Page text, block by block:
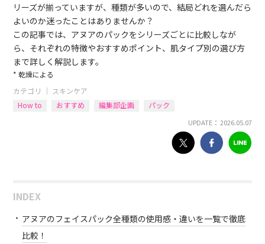
リーズが揃っていますが、種類が多いので、結局どれを選んだら
よいのか迷ったことはありませんか？
この記事では、アヌアのパックをシリーズごとに比較しなが
ら、それぞれの特徴やおすすめポイント、肌タイプ別の選び方
まで詳しく解説します。
* 乾燥による
カテゴリ ｜ スキンケア
How to
おすすめ 編集部企画 パック
UPDATE： 2026.05.07
INDEX
アヌアのフェイスパック全種類の使用感・違いを一覧で徹底
比較！